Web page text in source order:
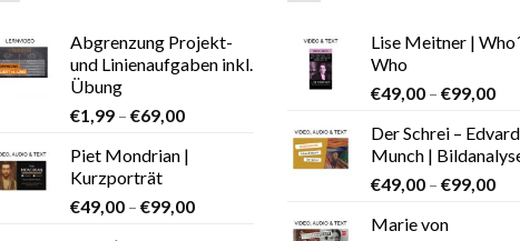
Abgrenzung Projekt-
und Linienaufgaben inkl.
Übung
€1,99 – €69,00
Piet Mondrian |
Kurzporträt
€49,00 – €99,00
Lise Meitner |
Who
€49,00 – €99,00
Der Schrei – Edvard
Munch |
€49,00 – €99,00
Marie von